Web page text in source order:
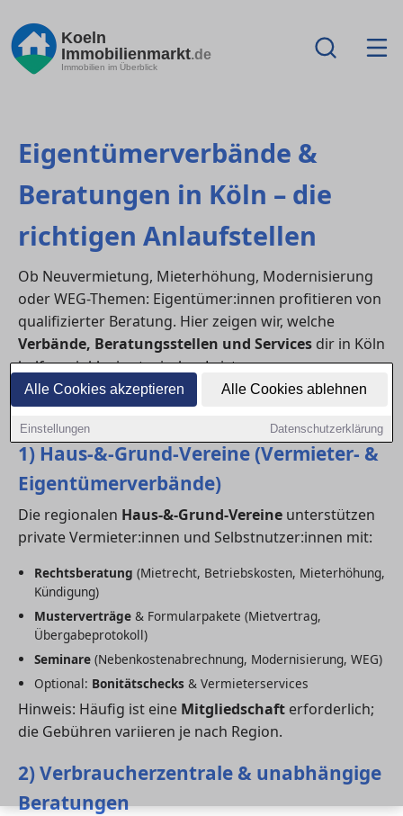
Alle Cookies akzeptieren Alle Cookies ablehnen
Einstellungen Datenschutzerklärung
Koeln
Immobilienmarkt.de
Immobilien im Überblick
Eigentümerverbände &
Beratungen in Köln – die
richtigen Anlaufstellen
Ob Neuvermietung, Mieterhöhung, Modernisierung
oder WEG-Themen: Eigentümer:innen profitieren von
qualifizierter Beratung. Hier zeigen wir, welche
Verbände, Beratungsstellen und Services dir in Köln
helfen – inklusive typischer Leistungen,
Kostenhinweisen und einer kompakten Checkliste für
dein erstes Gespräch.
1) Haus-&-Grund-Vereine (Vermieter- &
Eigentümerverbände)
Die regionalen Haus-&-Grund-Vereine unterstützen
private Vermieter:innen und Selbstnutzer:innen mit:
Rechtsberatung (Mietrecht, Betriebskosten, Mieterhöhung,
Kündigung)
Musterverträge& Formularpakete (Mietvertrag,
Übergabeprotokoll)
Seminare(Nebenkostenabrechnung, Modernisierung, WEG)
Optional: Bonitätschecks& Vermieterservices
Hinweis: Häufig ist eine Mitgliedschaft erforderlich;
die Gebühren variieren je nach Region.
2) Verbraucherzentrale & unabhängige
Beratungen